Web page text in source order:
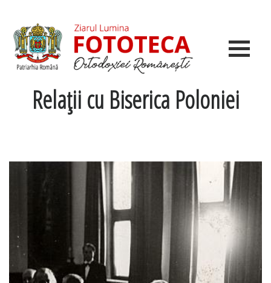
Relaţii cu Biserica Poloniei